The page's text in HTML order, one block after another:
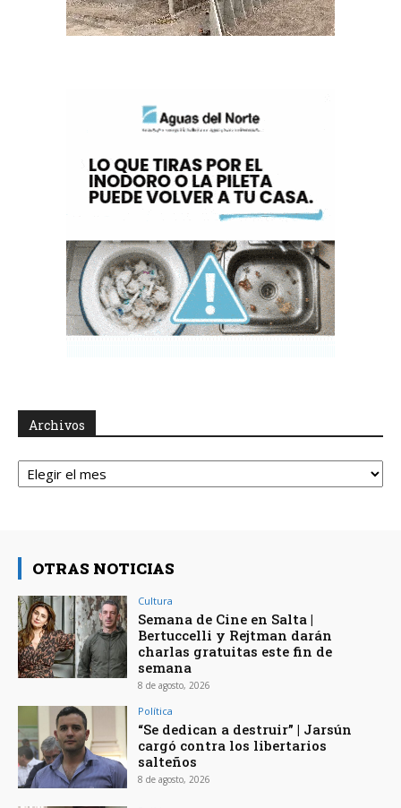
Archivos
Archivos
OTRAS NOTICIAS
Cultura
Semana de Cine en Salta |
Bertuccelli y Rejtman darán
charlas gratuitas este fin de
semana
8 de agosto, 2026
Política
“Se dedican a destruir” | Jarsún
cargó contra los libertarios
salteños
8 de agosto, 2026